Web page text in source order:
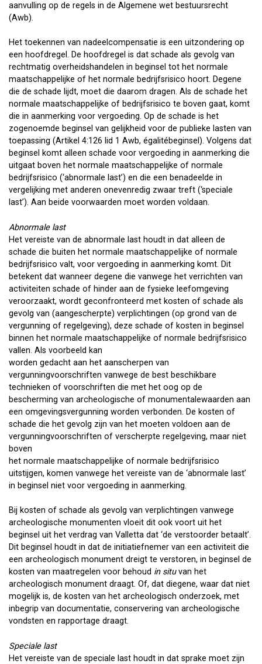
aanvulling op de regels in de Algemene wet bestuursrecht
(Awb).
Het toekennen van nadeelcompensatie is een uitzondering op
een hoofdregel. De hoofdregel is dat schade als gevolg van
rechtmatig overheidshandelen in beginsel tot het normale
maatschappelijke of het normale bedrijfsrisico hoort. Degene
die de schade lijdt, moet die daarom dragen. Als de schade het
normale maatschappelijke of bedrijfsrisico te boven gaat, komt
die in aanmerking voor vergoeding. Op de schade is het
zogenoemde beginsel van gelijkheid voor de publieke lasten van
toepassing (Artikel 4:126 lid 1 Awb, égalitébeginsel). Volgens dat
beginsel komt alleen schade voor vergoeding in aanmerking die
uitgaat boven het normale maatschappelijke of normale
bedrijfsrisico (‘abnormale last’) en die een benadeelde in
vergelijking met anderen onevenredig zwaar treft (‘speciale
last’). Aan beide voorwaarden moet worden voldaan.
Abnormale last
Het vereiste van de abnormale last houdt in dat alleen de
schade die buiten het normale maatschappelijke of normale
bedrijfsrisico valt, voor vergoeding in aanmerking komt. Dit
betekent dat wanneer degene die vanwege het verrichten van
activiteiten schade of hinder aan de fysieke leefomgeving
veroorzaakt, wordt geconfronteerd met kosten of schade als
gevolg van (aangescherpte) verplichtingen (op grond van de
vergunning of regelgeving), deze schade of kosten in beginsel
binnen het normale maatschappelijke of normale bedrijfsrisico
vallen. Als voorbeeld kan
worden gedacht aan het aanscherpen van
vergunningvoorschriften vanwege de best beschikbare
technieken of voorschriften die met het oog op de
bescherming van archeologische of monumentalewaarden aan
een omgevingsvergunning worden verbonden. De kosten of
schade die het gevolg zijn van het moeten voldoen aan de
vergunningvoorschriften of verscherpte regelgeving, maar niet
boven
het normale maatschappelijke of normale bedrijfsrisico
uitstijgen, komen vanwege het vereiste van de ‘abnormale last’
in beginsel niet voor vergoeding in aanmerking.
Bij kosten of schade als gevolg van verplichtingen vanwege
archeologische monumenten vloeit dit ook voort uit het
beginsel uit het verdrag van Valletta dat ‘de verstoorder betaalt’.
Dit beginsel houdt in dat de initiatiefnemer van een activiteit die
een archeologisch monument dreigt te verstoren, in beginsel de
kosten van maatregelen voor behoud in situvan het
archeologisch monument draagt. Of, dat diegene, waar dat niet
mogelijk is, de kosten van het archeologisch onderzoek, met
inbegrip van documentatie, conservering van archeologische
vondsten en rapportage draagt.
Speciale last
Het vereiste van de speciale last houdt in dat sprake moet zijn